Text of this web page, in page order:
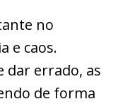
no
e caos.
dar errado, as
de forma